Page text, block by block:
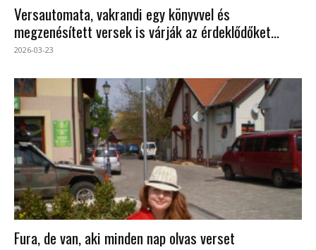
Versautomata, vakrandi egy könyvvel és
megzenésített versek is várják az érdeklődőket...
2026-03-23
Fura, de van, aki minden nap olvas verset